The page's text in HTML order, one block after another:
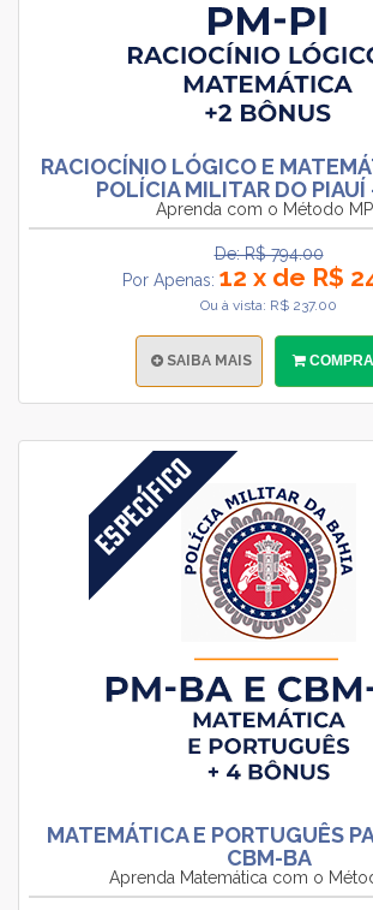
RACIOCÍNIO LÓGICO E
POLÍCIA MILITAR DO PIAUÍ
Aprenda com o Método
De: R$ 794.00
Por Apenas: 12 x de R$
Ou à vista: R$ 237.00
SAIBA MAIS
MATEMÁTICA E PORTUGUÊS
CBM-BA
Aprenda Matemática com o